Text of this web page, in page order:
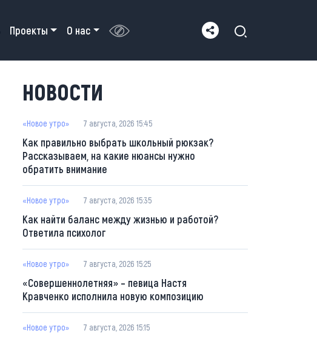
Проекты О нас
НОВОСТИ
«Новое утро» 7 августа, 2026 15:45
Как правильно выбрать школьный рюкзак?
Рассказываем, на какие нюансы нужно
обратить внимание
«Новое утро» 7 августа, 2026 15:35
Как найти баланс между жизнью и работой?
Ответила психолог
«Новое утро» 7 августа, 2026 15:25
«Совершеннолетняя» – певица Настя
Кравченко исполнила новую композицию
«Новое утро» 7 августа, 2026 15:15